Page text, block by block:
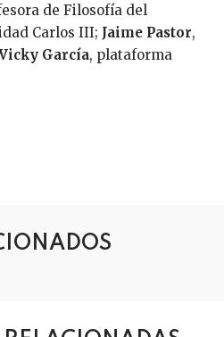
de Filosofía del
Carlos III; Jaime Pastor,
García, plataforma